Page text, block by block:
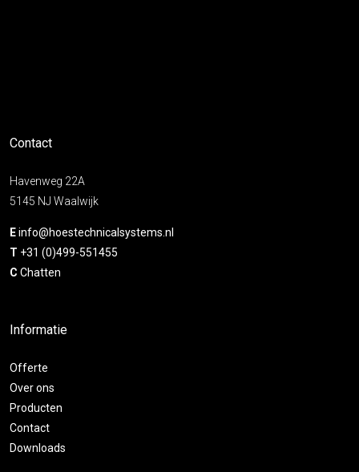
Contact
Havenweg 22A
5145 NJ Waalwijk
Einfo@hoestechnicalsystems.nl
T +31 (0)499-551455
C Chatten
Informatie
Offerte
Over ons
Producten
Contact
Downloads